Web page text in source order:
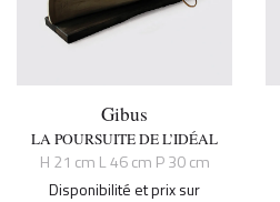
Gibus
LA POURSUITE DE L’IDÉAL
H 21 cm L 46 cm P 30 cm
Disponibilité et prix sur